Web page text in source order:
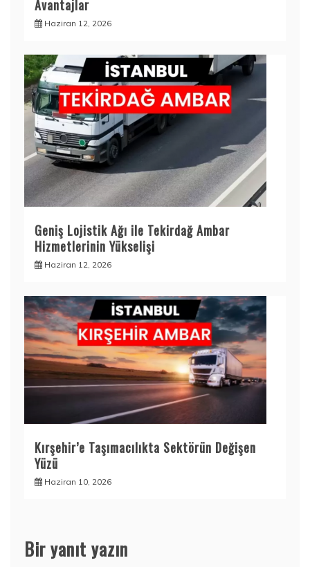
Avantajlar
Haziran 12, 2026
Geniş Lojistik Ağı ile Tekirdağ Ambar
Hizmetlerinin Yükselişi
Haziran 12, 2026
Kırşehir’e Taşımacılıkta Sektörün Değişen
Yüzü
Haziran 10, 2026
Bir yanıt yazın